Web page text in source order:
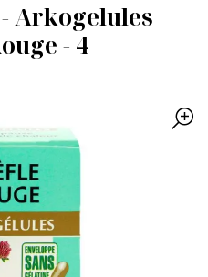
Arkogelules
- 4